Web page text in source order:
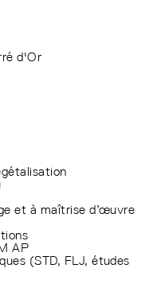
d'Or
et à maîtrise d’œuvre
AP
(STD, FLJ, études